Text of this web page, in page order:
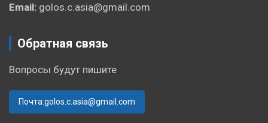
Email: golos.c.asia@gmail.com
Обратная связь
Вопросы будут пишите
Почта:golos.c.asia@gmail.com